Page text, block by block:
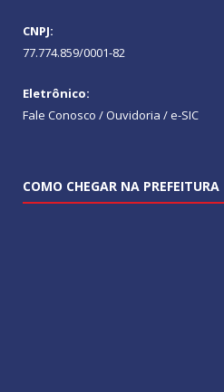
CNPJ:
77.774.859/0001-82
Eletrônico:
Fale Conosco / Ouvidoria / e-SIC
COMO CHEGAR NA PREFEITURA